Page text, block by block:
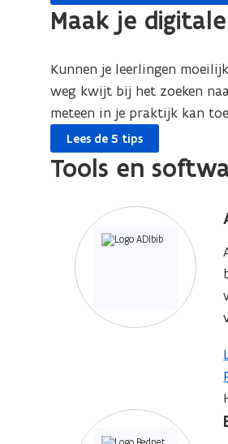
Maak je
Kunnen je leerlingen
weg kwijt bij het zoeken
meteen in je praktijk kan
Lees de 5 tips
Tools en
(
(